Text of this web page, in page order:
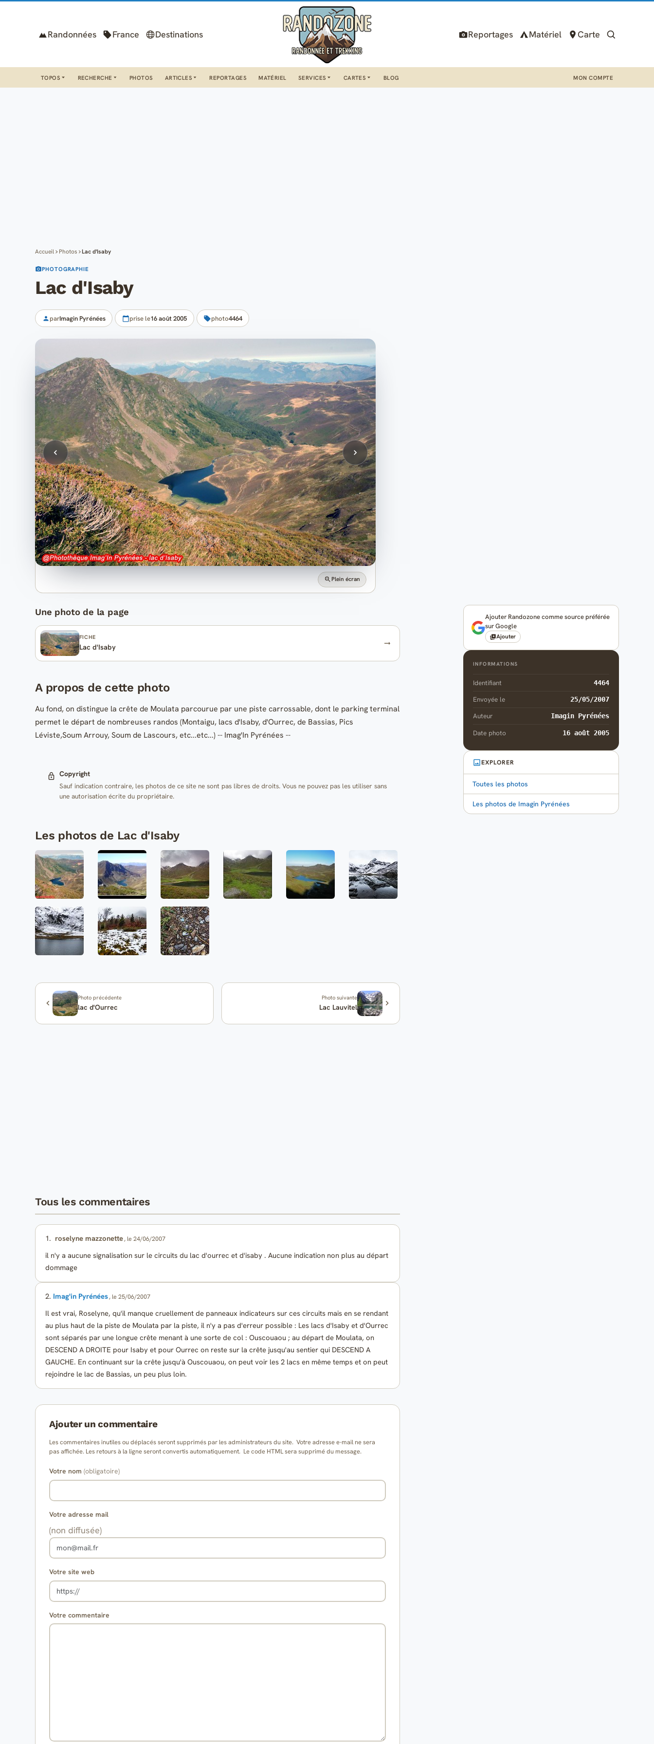
Randonnées France Destinations Reportages Matériel Carte
TOPOS RECHERCHE PHOTOS ARTICLES REPORTAGES MATÉRIEL SERVICES CARTES BLOG MON COMPTE
Accueil Photos Lac d'Isaby
PHOTOGRAPHIE
Lac d'Isaby
parImagin Pyrénées prise le16 août 2005 photo4464
Plein écran
Une photo de la page
FICHE
Lac d'Isaby
A propos de cette photo
Au fond, on distingue la crête de Moulata parcourue par une piste carrossable, dont le parking terminal
permet le départ de nombreuses randos (Montaigu, lacs d'Isaby, d'Ourrec, de Bassias, Pics
Léviste,Soum Arrouy, Soum de Lascours, etc...etc...) -- Imag'In Pyrénées --
Copyright
Sauf indication contraire, les photos de ce site ne sont pas libres de droits. Vous ne pouvez pas les utiliser sans
une autorisation écrite du propriétaire.
Les photos de Lac d'Isaby
Photo précédente
lac d'Ourrec
Photo suivante
Lac Lauvitel
Tous les commentaires
1. roselyne mazzonette, le 24/06/2007
il n'y a aucune signalisation sur le circuits du lac d'ourrec et d'isaby . Aucune indication non plus au départ
dommage
2. Imag'in Pyrénées, le 25/06/2007
Il est vrai, Roselyne, qu'il manque cruellement de panneaux indicateurs sur ces circuits mais en se rendant
au plus haut de la piste de Moulata par la piste, il n'y a pas d'erreur possible : Les lacs d'Isaby et d'Ourrec
sont séparés par une longue crête menant à une sorte de col : Ouscouaou ; au départ de Moulata, on
DESCEND A DROITE pour Isaby et pour Ourrec on reste sur la crête jusqu'au sentier qui DESCEND A
GAUCHE. En continuant sur la crête jusqu'à Ouscouaou, on peut voir les 2 lacs en même temps et on peut
rejoindre le lac de Bassias, un peu plus loin.
Ajouter un commentaire
Les commentaires inutiles ou déplacés seront supprimés par les administrateurs du site. Votre adresse e-mail ne sera
pas affichée. Les retours à la ligne seront convertis automatiquement. Le code HTML sera supprimé du message.
Votre nom (obligatoire)
Votre adresse mail
(non diffusée)
Votre site web
Votre commentaire
Ajouter Randozone comme source préférée
sur Google
Ajouter
INFORMATIONS
Identifiant 4464
Envoyée le 25/05/2007
Auteur Imagin Pyrénées
Date photo 16 août 2005
EXPLORER
Toutes les photos
Les photos de Imagin Pyrénées